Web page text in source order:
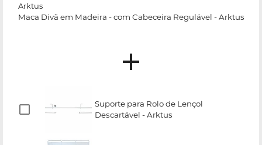
Arktus
Maca Divã em Madeira - com Cabeceira Regulável - Arktus
Suporte para Rolo de Lençol
Descartável - Arktus